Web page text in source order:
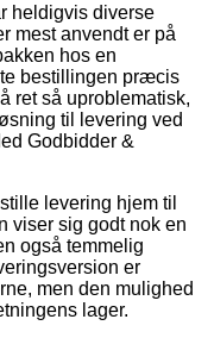
heldigvis diverse
mest anvendt er på
hos en
bestillingen præcis
ret så uproblematisk,
til levering ved
Godbidder &
levering hjem til
viser sig godt nok en
også temmelig
er
men den mulighed
lager.